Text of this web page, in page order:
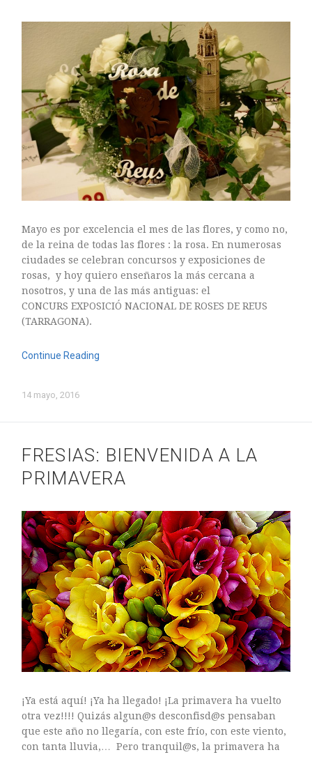
Mayo es por excelencia el mes de las flores, y como no,
de la reina de todas las flores : la rosa. En numerosas
ciudades se celebran concursos y exposiciones de
rosas, y hoy quiero enseñaros la más cercana a
nosotros, y una de las más antiguas: el
CONCURS EXPOSICIÓ NACIONAL DE ROSES DE REUS
(TARRAGONA).
Continue Reading
14 mayo, 2016
FRESIAS: BIENVENIDA A LA
PRIMAVERA
¡Ya está aquí! ¡Ya ha llegado! ¡La primavera ha vuelto
otra vez!!!! Quizás algun@s desconfisd@s pensaban
que este año no llegaría, con este frío, con este viento,
con tanta lluvia,… Pero tranquil@s, la primavera ha